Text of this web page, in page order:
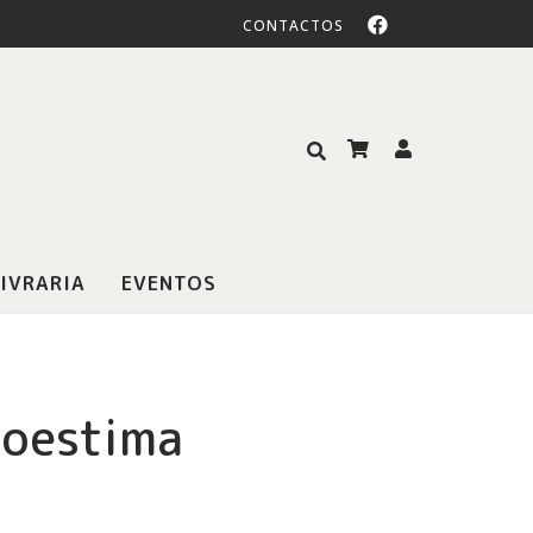
CONTACTOS
EVENTOS